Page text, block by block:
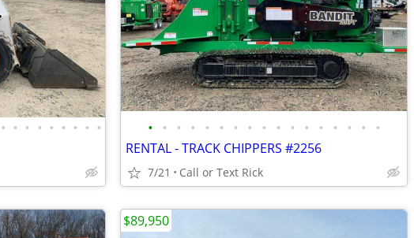
• • • • • • • • • • • • • • • • • • • • • • • • • •
RENTAL - TRACK CHIPPERS #2256
7/21 Call or Text Rick
$89,950